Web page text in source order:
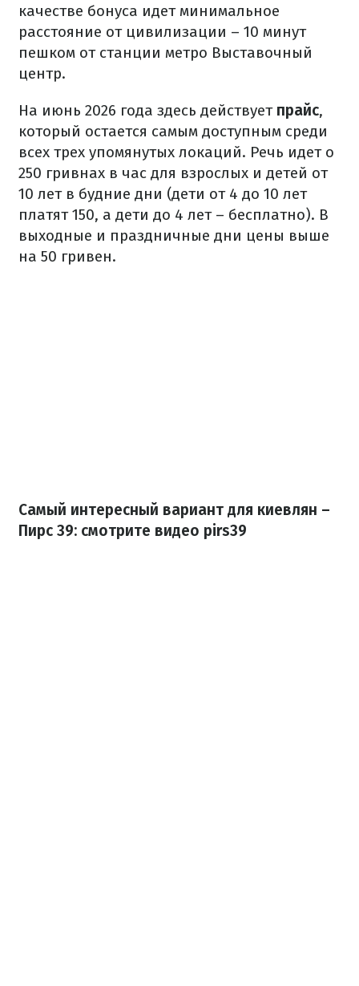
качестве бонуса идет минимальное
расстояние от цивилизации – 10 минут
пешком от станции метро Выставочный
центр.
На июнь 2026 года здесь действует прайс,
который остается самым доступным среди
всех трех упомянутых локаций. Речь идет о
250 гривнах в час для взрослых и детей от
10 лет в будние дни (дети от 4 до 10 лет
платят 150, а дети до 4 лет – бесплатно). В
выходные и праздничные дни цены выше
на 50 гривен.
Самый интересный вариант для киевлян –
Пирс 39: смотрите видео pirs39